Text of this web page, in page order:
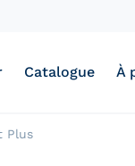
Catalogue À
Plus